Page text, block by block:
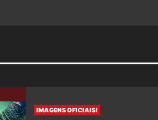
IMAGENS OFICIAIS!